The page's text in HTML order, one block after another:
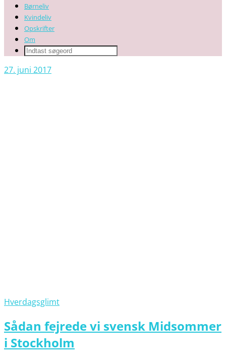
Børneliv
Kvindeliv
Opskrifter
Om
27. juni 2017
Hverdagsglimt
Sådan fejrede vi svensk Midsommer
i Stockholm